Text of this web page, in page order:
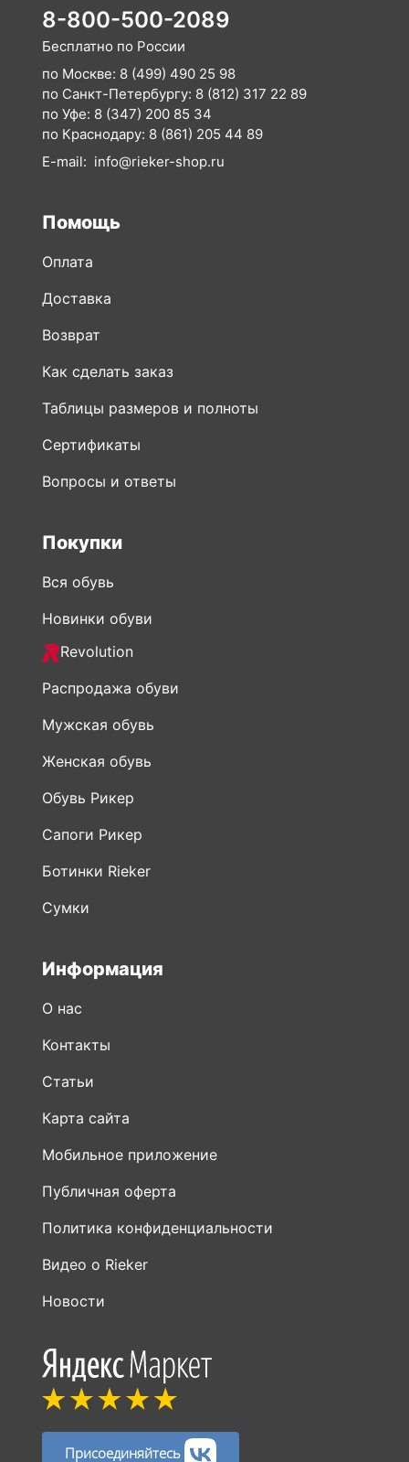
8-800-500-2089
Бесплатно по России
по Москве: 8 (499) 490 25 98
по Санкт-Петербургу: 8 (812) 317 22 89
по Уфе: 8 (347) 200 85 34
по Краснодару: 8 (861) 205 44 89
E-mail: info@rieker-shop.ru
Помощь
Оплата
Доставка
Возврат
Как сделать заказ
Таблицы размеров и полноты
Сертификаты
Вопросы и ответы
Покупки
Вся обувь
Новинки обуви
Revolution
Распродажа обуви
Мужская обувь
Женская обувь
Обувь Рикер
Сапоги Рикер
Ботинки Rieker
Сумки
Информация
О нас
Контакты
Статьи
Карта сайта
Мобильное приложение
Публичная оферта
Политика конфиденциальности
Видео о Rieker
Новости
Присоединяйтесь